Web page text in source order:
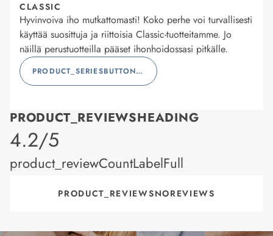
CLASSIC
Hyvinvoiva iho mutkattomasti! Koko perhe voi turvallisesti
käyttää suosittuja ja riittoisia Classic-tuotteitamme. Jo
näillä perustuotteilla pääset ihonhoidossasi pitkälle.
PRODUCT_SERIESBUTTONLABEL
PRODUCT_REVIEWSHEADING
product_rating
4.2/5
product_reviewCountLabelFull
PRODUCT_REVIEWSNOREVIEWS